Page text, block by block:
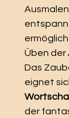
Üben der
Das
eignet
der